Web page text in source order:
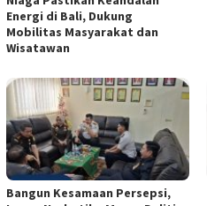
Energi di Bali, Dukung
Mobilitas Masyarakat dan
Wisatawan
Bangun Kesamaan Persepsi,